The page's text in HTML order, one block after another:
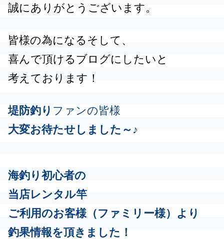
誠にありがとうございます。
皆様の為になるそして、
喜んで頂けるブログにしたいと
考えております！
堤防釣り ファンの皆様
大変お待たせしました～♪
海釣り初心者の
当店レンタル竿
ご利用のお客様（ファミリー様） より
釣果情報を頂きました！